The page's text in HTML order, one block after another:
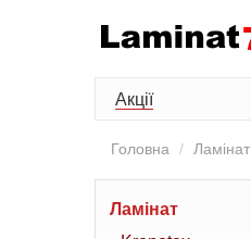
Акції
Головна Ламінат
Ламінат